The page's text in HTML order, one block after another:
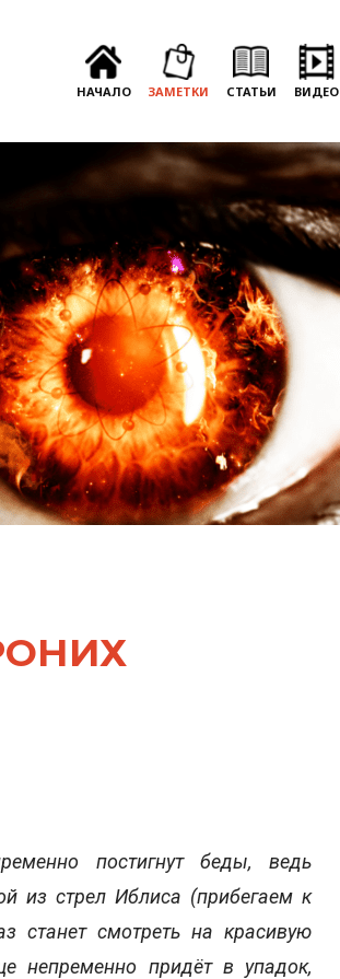
НАЧАЛО ЗАМЕТКИ СТАТЬИ ВИДЕО
постигнут беды, ведь
из стрел Иблиса (прибегаем к
станет смотреть на красивую
непременно придёт в упадок,